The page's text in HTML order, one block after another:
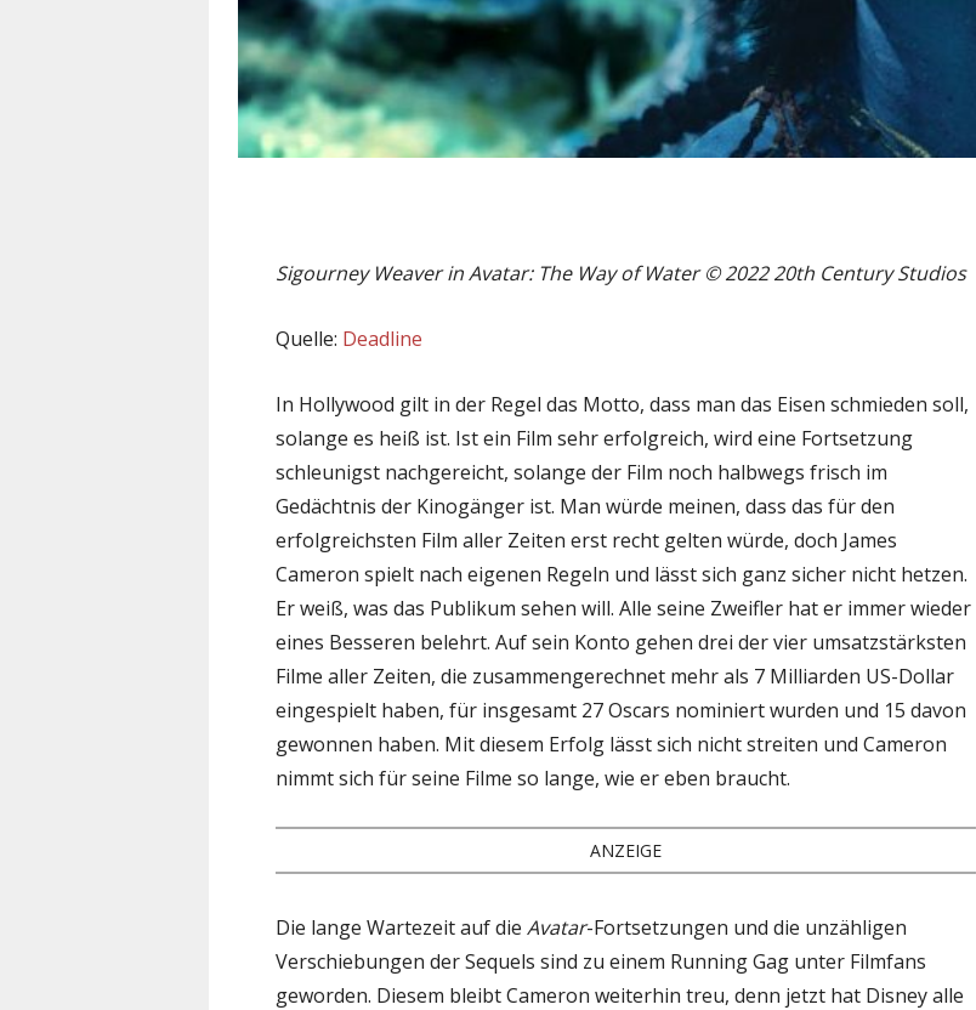
Sigourney Weaver in Avatar: The Way of Water © 2022 20th Century Studios
Quelle: Deadline
In Hollywood gilt in der Regel das Motto, dass man das Eisen schmieden soll,
solange es heiß ist. Ist ein Film sehr erfolgreich, wird eine Fortsetzung
schleunigst nachgereicht, solange der Film noch halbwegs frisch im
Gedächtnis der Kinogänger ist. Man würde meinen, dass das für den
erfolgreichsten Film aller Zeiten erst recht gelten würde, doch James
Cameron spielt nach eigenen Regeln und lässt sich ganz sicher nicht hetzen.
Er weiß, was das Publikum sehen will. Alle seine Zweifler hat er immer wieder
eines Besseren belehrt. Auf sein Konto gehen drei der vier umsatzstärksten
Filme aller Zeiten, die zusammengerechnet mehr als 7 Milliarden US-Dollar
eingespielt haben, für insgesamt 27 Oscars nominiert wurden und 15 davon
gewonnen haben. Mit diesem Erfolg lässt sich nicht streiten und Cameron
nimmt sich für seine Filme so lange, wie er eben braucht.
ANZEIGE
Die lange Wartezeit auf die Avatar-Fortsetzungen und die unzähligen
Verschiebungen der Sequels sind zu einem Running Gag unter Filmfans
geworden. Diesem bleibt Cameron weiterhin treu, denn jetzt hat Disney alle